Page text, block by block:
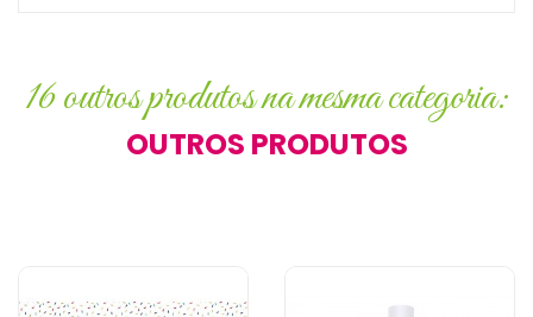
16 outros produtos na mesma categoria:
OUTROS PRODUTOS